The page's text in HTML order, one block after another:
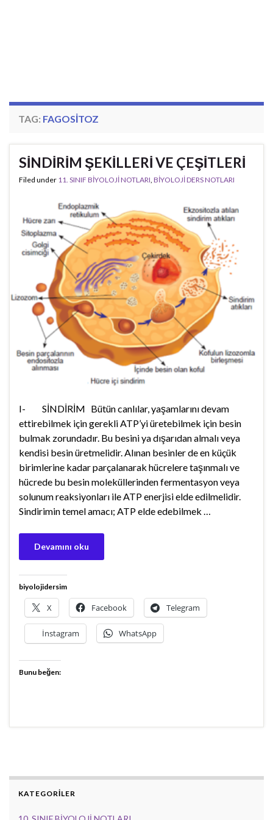
TAG: FAGOSITOZ
SİNDİRİM ŞEKİLLERİ VE ÇEŞİTLERİ
Filed under 11. SINIF BİYOLOJİ NOTLARI BİYOLOJİ DERS NOTLARI
I- SİNDİRİM Bütün canlılar, yaşamlarını devam
ettirebilmek için gerekli ATP’yi üretebilmek için besin
bulmak zorundadır. Bu besini ya dışarıdan almalı veya
kendisi besin üretmelidir. Alınan besinler de en küçük
birimlerine kadar parçalanarak hücrelere taşınmalı ve
hücrede bu besin moleküllerinden fermentasyon veya
solunum reaksiyonları ile ATP enerjisi elde edilmelidir.
Sindirimin temel amacı; ATP elde edebilmek …
Devamını oku
biyolojidersim
X Facebook Telegram
İnstagram WhatsApp
Bunu beğen:
KATEGORİLER